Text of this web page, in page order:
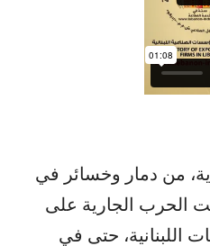
من دمار وخسائر في
الحرب الجارية على
اللبنانية، حتى في